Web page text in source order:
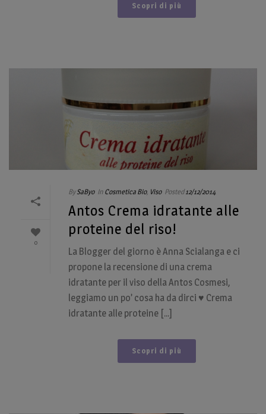
Scopri di più
0
By SaByo In Cosmetica Bio, Viso Posted 12/12/2014
Antos Crema idratante alle
proteine del riso!
La Blogger del giorno è Anna Scialanga e ci
propone la recensione di una crema
idratante per il viso della Antos Cosmesi,
leggiamo un po’ cosa ha da dirci ♥ Crema
idratante alle proteine [...]
Scopri di più